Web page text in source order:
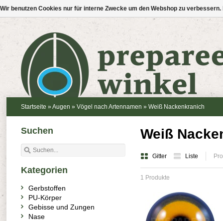
Startseite » Augen » Vögel nach Artennamen » Weiß Nackenkranich
Weiß
Gitter Liste
1 Produkte
Suchen
Kategorien
Gerbstoffen
PU-Körper
Gebisse und Zungen
Nase
Wir benutzen Cookies nur für interne Zwecke um den Webshop zu